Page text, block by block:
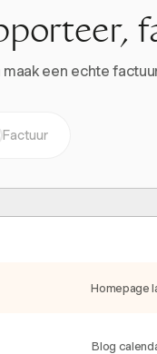
een echte
Factuur
Homepage
Blog